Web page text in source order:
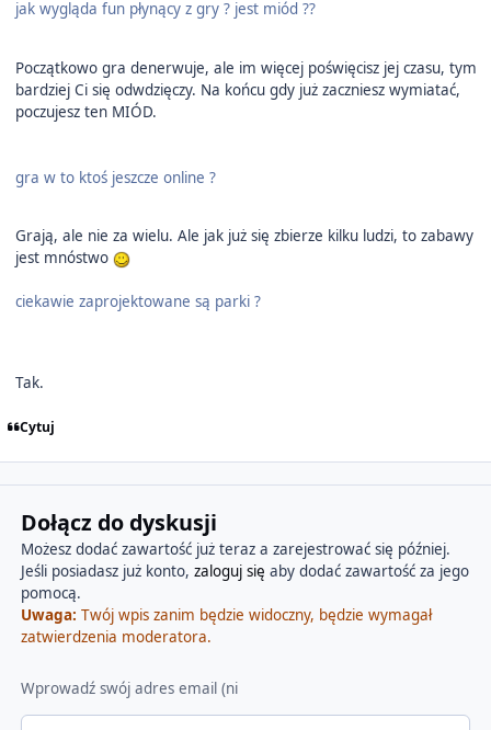
jak wygląda fun płynący z gry ? jest miód ??
Początkowo gra denerwuje, ale im więcej poświęcisz jej czasu, tym
bardziej Ci się odwdzięczy. Na końcu gdy już zaczniesz wymiatać,
poczujesz ten MIÓD.
gra w to ktoś jeszcze online ?
Grają, ale nie za wielu. Ale jak już się zbierze kilku ludzi, to zabawy
jest mnóstwo
ciekawie zaprojektowane są parki ?
Tak.
Cytuj
Dołącz do dyskusji
Możesz dodać zawartość już teraz a zarejestrować się później.
Jeśli posiadasz już konto, zaloguj się aby dodać zawartość za jego
pomocą.
Uwaga: Twój wpis zanim będzie widoczny, będzie wymagał
zatwierdzenia moderatora.